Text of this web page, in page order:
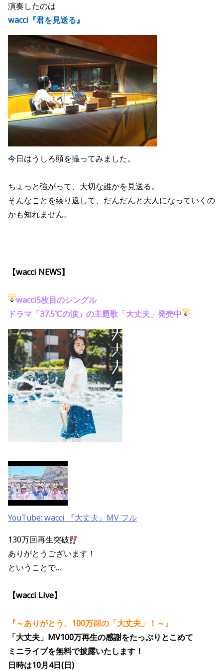
演奏したのは
wacci『君を見送る』
今日はうしろ頭を撮ってみました。
ちょっと強がって、大切な誰かを見送る。
そんなことを繰り返して、だんだんと大人になっていくの
かも知れません。
【wacci NEWS】
wacci5枚目のシングル
ドラマ「37.5℃の涙」の主題歌「大丈夫」発売中
YouTube: wacci 『大丈夫』MV フル
130万回再生突破
ありがとうございます！
ということで…
【wacci Live】
『～ありがとう、100万回の「大丈夫」！～』
「大丈夫」MV100万再生の感謝をたっぷりとこめて
ミニライブを無料で披露いたします ！
日時は10月4日(日)